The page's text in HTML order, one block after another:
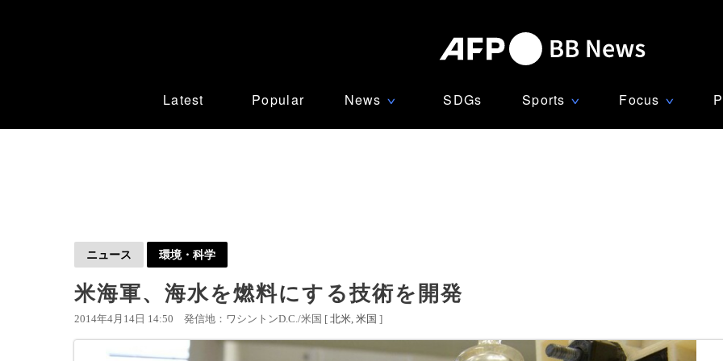
Latest Popular News ∨ SDGs Sports ∨ Focus ∨
ニュース 環境・科学
米海軍、海水を燃料にする技術を開発
2014年4月14日 14:50 発信地：ワシントンD.C./米国 [ 北米 米国 ]